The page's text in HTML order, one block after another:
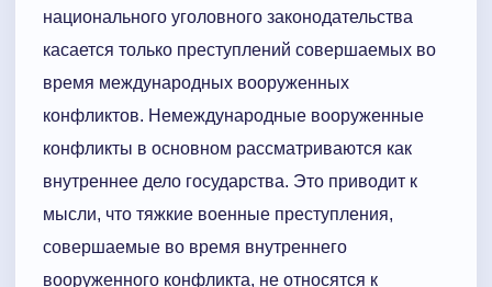
национального уголовного законодательства
касается только преступлений совершаемых во
время международных вооруженных
конфликтов. Немеждународные вооруженные
конфликты в основном рассматриваются как
внутреннее дело государства. Это приводит к
мысли, что тяжкие военные преступления,
совершаемые во время внутреннего
вооруженного конфликта, не относятся к